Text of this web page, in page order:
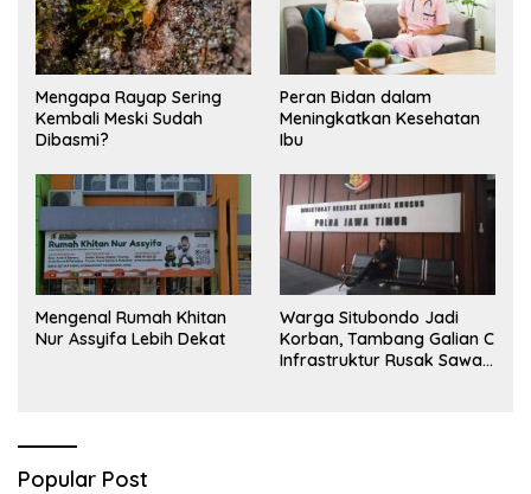
Mengapa Rayap Sering
Kembali Meski Sudah
Dibasmi?
Peran Bidan dalam
Meningkatkan Kesehatan
Ibu
Mengenal Rumah Khitan
Nur Assyifa Lebih Dekat
Warga Situbondo Jadi
Korban, Tambang Galian C
Infrastruktur Rusak Sawah
Popular Post